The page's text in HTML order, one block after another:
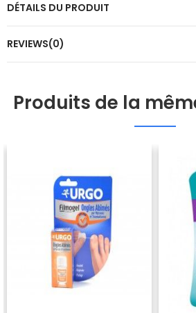
DÉTAILS DU PRODUIT
REVIEWS(0)
Produits de la